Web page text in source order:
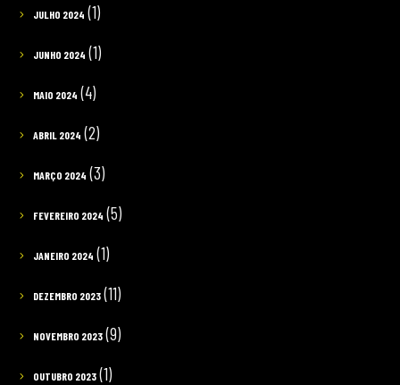
JULHO 2024 (1)
JUNHO 2024 (1)
MAIO 2024 (4)
ABRIL 2024 (2)
MARÇO 2024 (3)
FEVEREIRO 2024 (5)
JANEIRO 2024 (1)
DEZEMBRO 2023(11)
NOVEMBRO 2023(9)
OUTUBRO 2023(1)